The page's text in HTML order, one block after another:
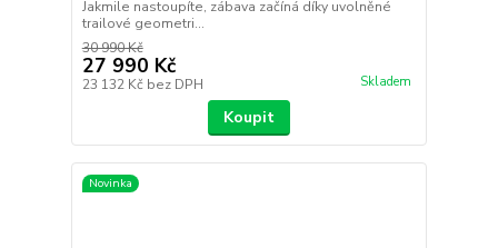
Jakmile nastoupíte, zábava začíná díky uvolněné
trailové geometri...
30 990 Kč
27 990 Kč
23 132 Kč bez DPH Skladem
Koupit
Novinka